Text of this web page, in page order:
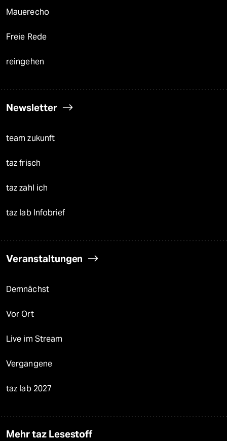
Mauerecho
Freie Rede
reingehen
Newsletter
team zukunft
taz frisch
taz zahl ich
taz lab Infobrief
Veranstaltungen
Demnächst
Vor Ort
Live im Stream
Vergangene
taz lab 2027
Mehr taz Lesestoff